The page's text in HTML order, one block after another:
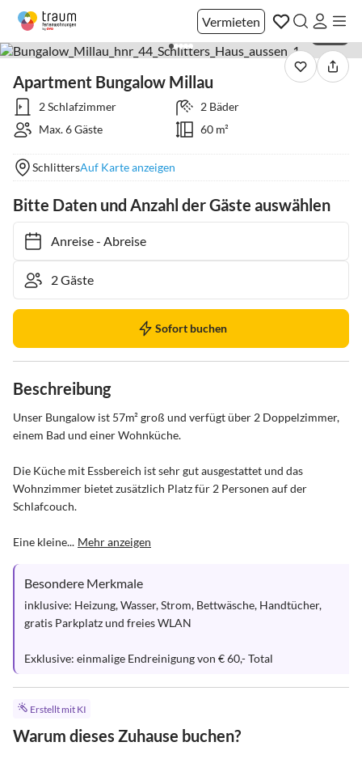
Vermieten
Apartment Bungalow Millau
2 Schlafzimmer
2 Bäder
Max. 6 Gäste
60 m²
SchlittersAuf Karte anzeigen
Bitte Daten und Anzahl der Gäste auswählen
Anreise- Abreise
Sofort buchen
Beschreibung
Unser Bungalow ist 57m² groß und verfügt über 2 Doppelzimmer,
einem Bad und einer Wohnküche.
Die Küche mit Essbereich ist sehr gut ausgestattet und das
Wohnzimmer bietet zusätzlich Platz für 2 Personen auf der
Schlafcouch.
Eine kleine... Mehr anzeigen
Besondere Merkmale
inklusive: Heizung, Wasser, Strom, Bettwäsche, Handtücher,
gratis Parkplatz und freies WLAN
Exklusive: einmalige Endreinigung von € 60,- Total
Erstellt mit KI
Warum dieses Zuhause buchen?